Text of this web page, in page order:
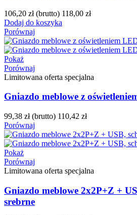
106,20 zł (brutto) 118,00 zł
Dodaj do koszyka
Porównaj
Pokaż
Porównaj
Limitowana oferta specjalna
Gniazdo meblowe z
99,38 zł (brutto) 110,42 zł
Porównaj
Pokaż
Porównaj
Limitowana oferta specjalna
Gniazdo meblowe 2x2P+Z +
srebrne